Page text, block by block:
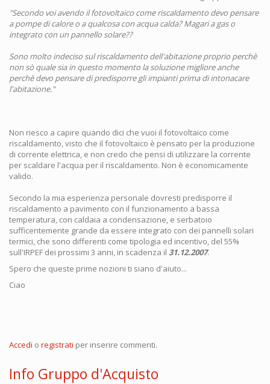
"Secondo voi avendo il fotovoltaico come riscaldamento devo pensare
a pompe di calore o a qualcosa con acqua calda? Magari a gas o
integrato con un pannello solare??
Sono molto indeciso sul riscaldamento dell'abitazione proprio perchè
non sò quale sia in questo momento la soluzione migliore anche
perchè devo pensare di predisporre gli impianti prima di intonacare
l'abitazione."
Non riesco a capire quando dici che vuoi il fotovoltaico come
riscaldamento, visto che il fotovoltaico è pensato per la produzione
di corrente elettrica, e non credo che pensi di utilizzare la corrente
per scaldare l'acqua per il riscaldamento. Non è economicamente
valido.
Secondo la mia esperienza personale dovresti predisporre il
riscaldamento a pavimento con il funzionamento a bassa
temperatura, con caldaia a condensazione, e serbatoio
sufficentemente grande da essere integrato con dei pannelli solari
termici, che sono differenti come tipologia ed incentivo, del 55%
sull'IRPEF dei prossimi 3 anni, in scadenza il 31.12.2007.
Spero che queste prime nozioni ti siano d'aiuto...
Ciao
Accedi o registrati per inserire commenti.
Info Gruppo d'Acquisto